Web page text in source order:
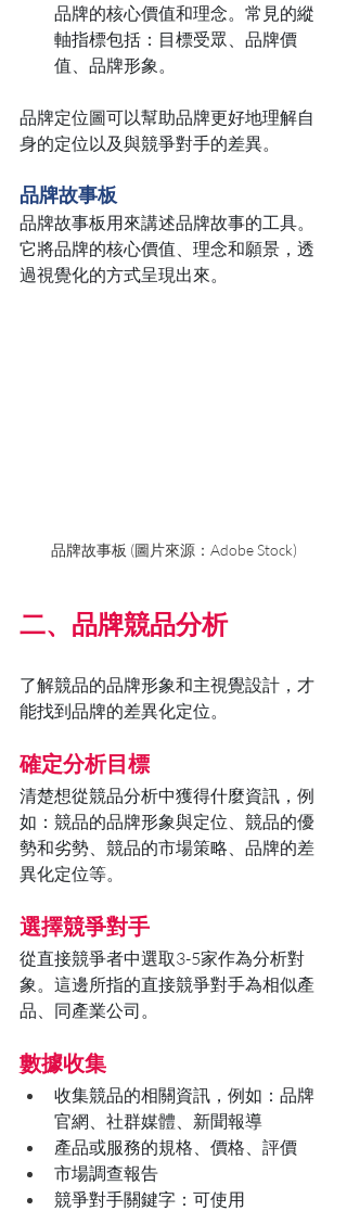
品牌的核心價值和理念。常見的縱
軸指標包括：目標受眾、品牌價
值、品牌形象。
品牌定位圖可以幫助品牌更好地理解自
身的定位以及與競爭對手的差異。
品牌故事板
品牌故事板用來講述品牌故事的工具。
它將品牌的核心價值、理念和願景，透
過視覺化的方式呈現出來。
品牌故事板 (圖片來源：Adobe Stock)
二、品牌競品分析
了解競品的品牌形象和主視覺設計，才
能找到品牌的差異化定位。
確定分析目標
清楚想從競品分析中獲得什麼資訊，例
如：競品的品牌形象與定位、競品的優
勢和劣勢、競品的市場策略、品牌的差
異化定位等。
選擇競爭對手
從直接競爭者中選取3-5家作為分析對
象。這邊所指的直接競爭對手為相似產
品、同產業公司。
數據收集
收集競品的相關資訊，例如：品牌
官網、社群媒體、新聞報導
產品或服務的規格、價格、評價
市場調查報告
競爭對手關鍵字：可使用